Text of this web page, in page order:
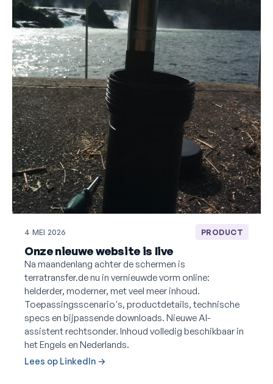
4 MEI 2026 PRODUCT
Onze nieuwe website is live
Na maandenlang achter de schermen is
terratransfer.de nu in vernieuwde vorm online:
helderder, moderner, met veel meer inhoud.
Toepassingsscenario's, productdetails, technische
specs en bijpassende downloads. Nieuwe AI-
assistent rechtsonder. Inhoud volledig beschikbaar in
het Engels en Nederlands.
Lees op LinkedIn →